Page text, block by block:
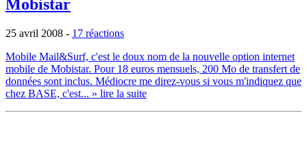
Mobistar
25 avril 2008 - 17 réactions
Mobile Mail&Surf, c'est le doux nom de la nouvelle option internet
mobile de Mobistar. Pour 18 euros mensuels, 200 Mo de transfert de
données sont inclus. Médiocre me direz-vous si vous m'indiquez que
chez BASE, c'est... » lire la suite